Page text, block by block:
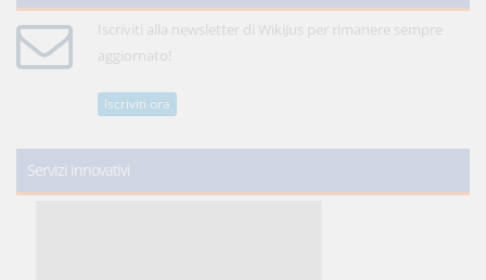
Iscriviti alla newsletter di WikiJus per rimanere sempre
aggiornato!
Iscriviti ora
Servizi innovativi